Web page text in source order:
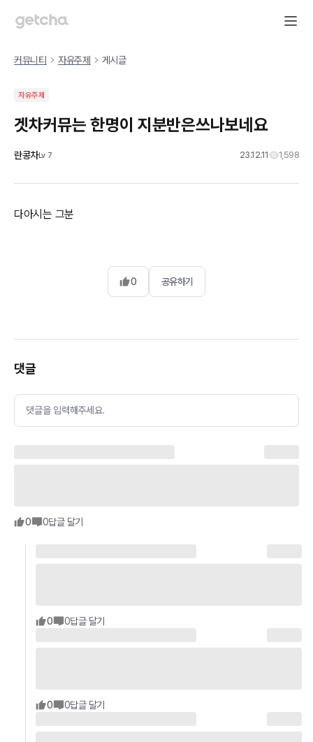
커뮤니티 자유주제 게시글
자유주제
겟차커뮤는 한명이 지분반은쓰나보네요
란콩차Lv 7 23.12.11 1,598
다아시는 그분
0 공유하기
댓글
댓글을 입력해주세요.
0 0답글 달기
0 0답글 달기
0 0답글 달기